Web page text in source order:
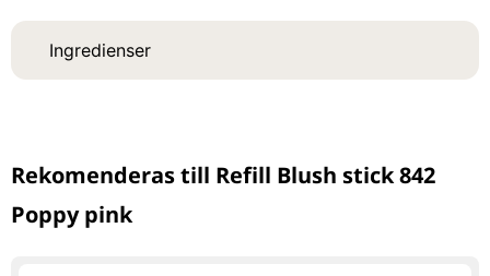
Ingredienser
Rekomenderas till Refill Blush stick 842
Poppy pink